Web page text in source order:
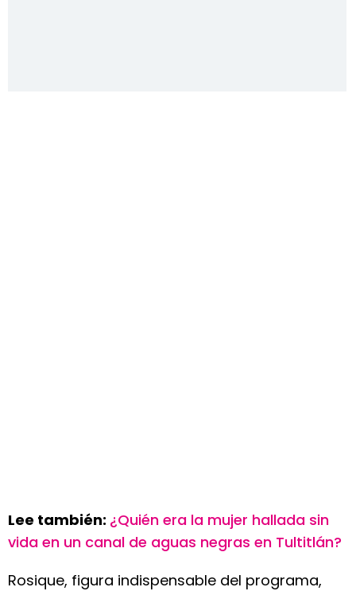
Lee también: ¿Quién era la mujer hallada sin
vida en un canal de aguas negras en Tultitlán?
Rosique, figura indispensable del programa,